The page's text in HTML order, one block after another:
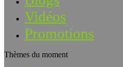
Vidéos
Promotions
Thèmes du moment